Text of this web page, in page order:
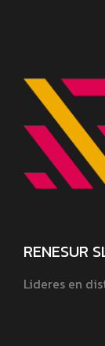
RENESUR
Lideres en